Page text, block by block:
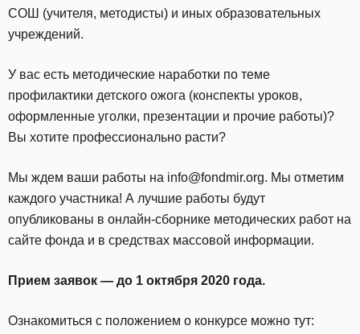
СОШ (учителя, методисты) и иных образовательных
учреждений.
У вас есть методические наработки по теме
профилактики детского ожога (конспекты уроков,
оформленные уголки, презентации и прочие работы)?
Вы хотите профессионально расти?
Мы ждем ваши работы на info@fondmir.org. Мы отметим
каждого участника! А лучшие работы будут
опубликованы в онлайн-сборнике методических работ на
сайте фонда и в средствах массовой информации.
Прием заявок — до 1 октября 2020 года.
Ознакомиться с положением о конкурсе можно тут: